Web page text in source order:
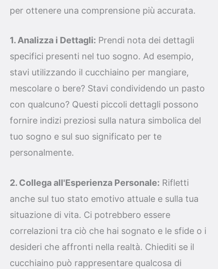
per ottenere una comprensione più accurata.
1. Analizza i Dettagli: Prendi nota dei dettagli
specifici presenti nel tuo sogno. Ad esempio,
stavi utilizzando il cucchiaino per mangiare,
mescolare o bere? Stavi condividendo un pasto
con qualcuno? Questi piccoli dettagli possono
fornire indizi preziosi sulla natura simbolica del
tuo sogno e sul suo significato per te
personalmente.
2. Collega all'Esperienza Personale: Rifletti
anche sul tuo stato emotivo attuale e sulla tua
situazione di vita. Ci potrebbero essere
correlazioni tra ciò che hai sognato e le sfide o i
desideri che affronti nella realtà. Chiediti se il
cucchiaino può rappresentare qualcosa di